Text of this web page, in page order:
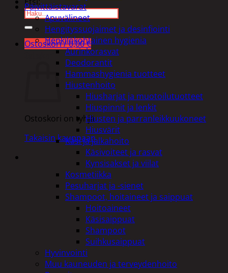
Ostoskori /0,00€
Ostoskori on tyhjä.
Takaisin kauppaan
Päivittäistavarat
Apuvälineet
Hengityssuojaimet ja desinfiointi
Henkilökohtainen hygienia
Aurinkorasvat
Deodorantit
Hammashygienia tuotteet
Hiustenhoito
Hiusharjat ja muotoilutuotteet
Hiuspinnit ja lenkit
Hiusten ja parranleikkuukoneet
Hiusvärit
Käsi ja jalkahoito
Käsivoiteet ja rasvat
Kynsisakset ja viilat
Kosmetiikka
Pesuharjat ja -sienet
Shampoot, hoitaineet ja saippuat
Hoitoaineet
Käsisaippuat
Shampoot
Suihkusaippuat
Hyvinvointi
Muu kauneuden ja terveydenhoito